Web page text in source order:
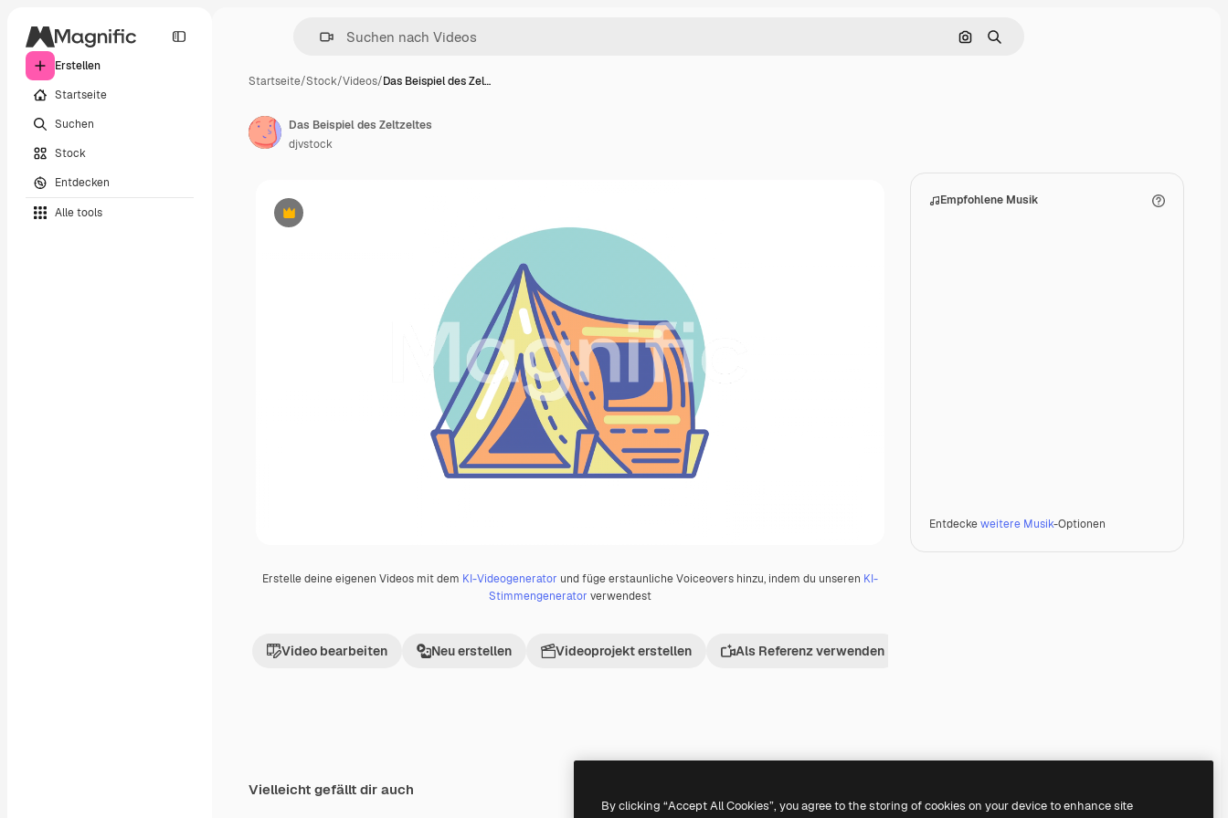
Erstellen
Startseite
Suchen
Stock
Entdecken
Alle tools
Nach Bild suchen
Suchen
Startseite/Stock/Videos/Das Beispiel des Zel…
Premium
Erstelle deine eigenen Videos mit dem KI-Videogenerator und füge erstaunliche Voiceovers hinzu, indem du unseren KI-
Stimmengenerator verwendest
Video bearbeiten Neu erstellen Videoprojekt erstellen Als Referenz verwenden
Empfohlene Musik
Entdeckeweitere Musik-Optionen
Das Beispiel des Zeltzeltes
djvstock
Vielleicht gefällt dir auch
Premium
Premium
Generiert von KI
By clicking “Accept All Cookies”, you agree to the storing of cookies on your device to enhance site